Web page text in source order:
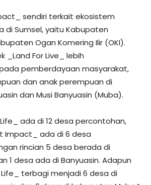
sendiri terkait ekosistem
di Sumsel, yaitu Kabupaten
Ogan Komering Ilir (OKI).
_Land For Live_ lebih
pemberdayaan masyarakat,
dan anak perempuan di
dan Musi Banyuasin (Muba).
ada di 12 desa percontohan,
Impact_ ada di 6 desa
rincian 5 desa berada di
1 desa ada di Banyuasin. Adapun
Life_ terbagi menjadi 6 desa di